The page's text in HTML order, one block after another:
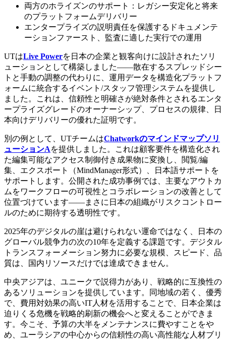
両方のホライズンのサポート：レガシー安定化と将来
のプラットフォームデリバリー
エンタープライズの説明責任を保護するドキュメンテ
ーションファースト、監査に適した実行での運用
UTはLive Powerを日本の企業と観客向けに設計されたソリ
ューションとして構築しました——散在するスプレッドシー
トと手動の調整の代わりに、運用データを構造化プラットフ
ォームに統合するイベント/スタッフ管理システムを提供し
ました。これは、信頼性と明確さが絶対条件とされるエンタ
ープライズグレードのオーナーシップ、プロセスの規律、日
本向けデリバリーの優れた証明です。
別の例として、UTチームはChatworkのマインドマップソリ
ューションAを提供しました。これは顧客要件を構造化され
た編集可能なアクセス制御付き成果物に変換し、閲覧/編
集、エクスポート（MindManager形式）、日本語サポートを
サポートします。公開された成功事例では、主要なアウトカ
ムをワークフローの可視性とコラボレーションの改善として
位置づけています——まさに日本の組織がリスクコントロー
ルのために期待する透明性です。
2025年のデジタルの崖は避けられない運命ではなく、日本の
グローバル競争力の次の10年を定義する課題です。デジタル
トランスフォーメーション努力に必要な規模、スピード、品
質は、国内リソースだけでは達成できません。
中央アジアは、ユニークで説得力があり、戦略的に互換性の
あるソリューションを提供しています。同地域の若く、優秀
で、費用対効果の高いIT人材を活用することで、日本企業は
迫りくる危機を戦略的刷新の機会へと変えることができま
す。今こそ、予算の大半をメンテナンスに費やすことをや
め、ユーラシアの中心からの信頼性の高い高性能な人材ブリ